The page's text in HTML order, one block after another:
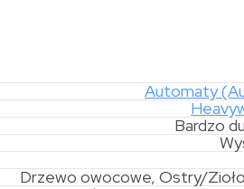
Automaty
Bardzo
Drzewo owocowe, Ostry/